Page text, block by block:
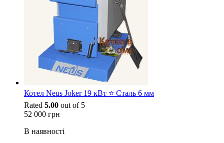
Котел Neus Joker 19 кВт ⭐ Сталь 6 мм
Rated 5.00 out of 5
52 000 грн
В наявності